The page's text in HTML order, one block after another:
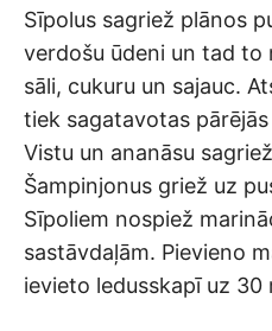
Sīpolus sagriež plānos
verdošu ūdeni un tad to
sāli, cukuru un sajauc.
tiek sagatavotas
Vistu un ananāsu
Šampinjonus griež uz
Sīpoliem nospiež
sastāvdaļām. Pievieno
ievieto ledusskapī uz 30